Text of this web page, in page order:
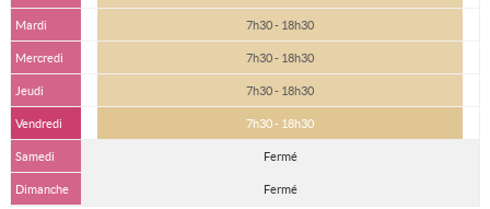
Mardi 7h30 - 18h30
Mercredi 7h30 - 18h30
Jeudi 7h30 - 18h30
Vendredi 7h30 - 18h30
Samedi Fermé
Dimanche Fermé